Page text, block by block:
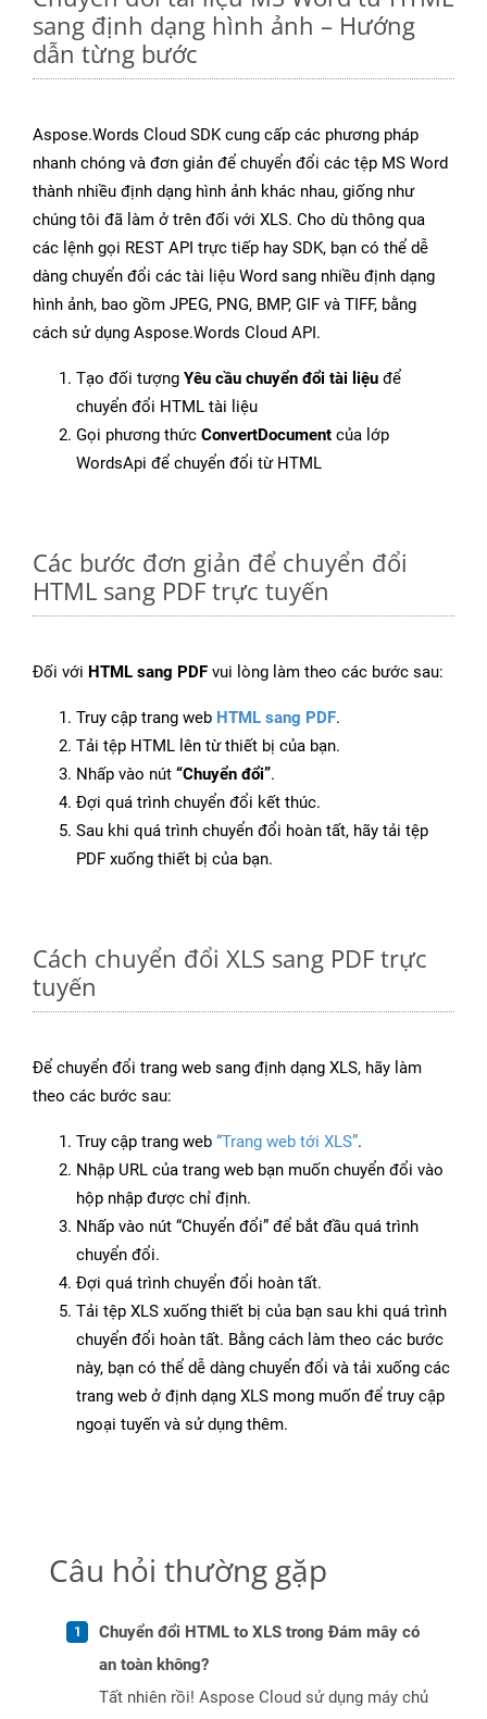
sang định dạng hình ảnh – Hướng
dẫn từng bước
Aspose.Words Cloud SDK cung cấp các phương pháp
nhanh chóng và đơn giản để chuyển đổi các tệp MS Word
thành nhiều định dạng hình ảnh khác nhau, giống như
chúng tôi đã làm ở trên đối với XLS. Cho dù thông qua
các lệnh gọi REST API trực tiếp hay SDK, bạn có thể dễ
dàng chuyển đổi các tài liệu Word sang nhiều định dạng
hình ảnh, bao gồm JPEG, PNG, BMP, GIF và TIFF, bằng
cách sử dụng Aspose.Words Cloud API.
Tạo đối tượng Yêu cầu chuyển đổi tài liệu để
chuyển đổi HTML tài liệu
Gọi phương thức ConvertDocument của lớp
WordsApi để chuyển đổi từ HTML
Các bước đơn giản để chuyển đổi
HTML sang PDF trực tuyến
Đối với HTML sang PDF vui lòng làm theo các bước sau:
Truy cập trang web HTML sang PDF.
Tải tệp HTML lên từ thiết bị của bạn.
Nhấp vào nút “Chuyển đổi”.
Đợi quá trình chuyển đổi kết thúc.
Sau khi quá trình chuyển đổi hoàn tất, hãy tải tệp
PDF xuống thiết bị của bạn.
Cách chuyển đổi XLS sang PDF trực
tuyến
Để chuyển đổi trang web sang định dạng XLS, hãy làm
theo các bước sau:
Truy cập trang web “Trang web tới XLS”.
Nhập URL của trang web bạn muốn chuyển đổi vào
hộp nhập được chỉ định.
Nhấp vào nút “Chuyển đổi” để bắt đầu quá trình
chuyển đổi.
Đợi quá trình chuyển đổi hoàn tất.
Tải tệp XLS xuống thiết bị của bạn sau khi quá trình
chuyển đổi hoàn tất. Bằng cách làm theo các bước
này, bạn có thể dễ dàng chuyển đổi và tải xuống các
trang web ở định dạng XLS mong muốn để truy cập
ngoại tuyến và sử dụng thêm.
Câu hỏi thường gặp
Chuyển đổi HTML to XLS trong Đám mây có
an toàn không?
Tất nhiên rồi! Aspose Cloud sử dụng máy chủ